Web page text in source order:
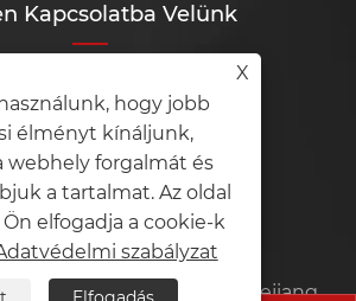
Kapcsolatba Velünk
Ruifeng jármű Co., Ltd.
+86-13884449763
+86-13884449763
inc.com
ipar, Yuyao, Ningbo Zhejiang
X
hogy jobb
élményt kínáljunk,
webhely forgalmát és
a tartalmat. Az oldal
Ön elfogadja a cookie-k
szabályzat